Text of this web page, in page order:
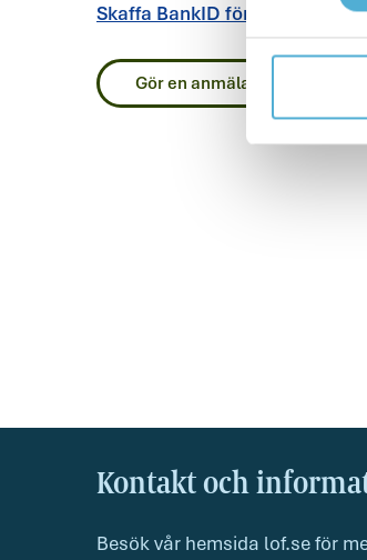
Skaffa BankID för att fylla i
Gör en anmälan via post
Kontakt och
Besök vår hemsida lof.se för